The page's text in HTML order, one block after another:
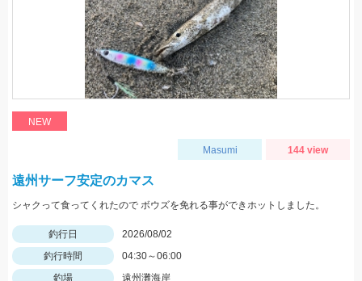
NEW
Masumi 144 view
遠州サーフ安定のカマス
シャクって食ってくれたので ボウズを免れる事ができホットしました。
釣行日
2026/08/02
釣行時間
04:30～06:00
釣場
遠州灘海岸